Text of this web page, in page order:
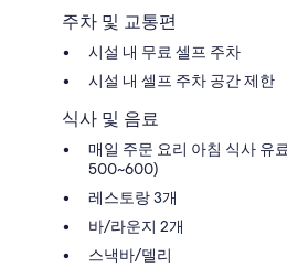
주차 및 교통편
시설 내 무료 셀프 주차
시설 내 셀프 주차 공간 제한
식사 및 음료
매일 주문 요리 아침 식사 유
500~600)
레스토랑 3개
바/라운지 2개
스낵바/델리